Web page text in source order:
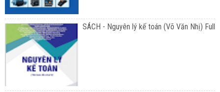
SÁCH - Nguyên lý kế toán (Võ Văn Nhị) Full